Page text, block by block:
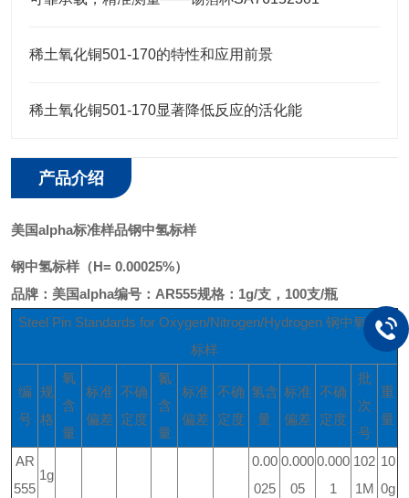
稀土氧化铜501-170的特性和应用前景
稀土氧化铜501-170显著降低反应的活化能
产品介绍
美国alpha标准样品钢中氢标样
钢中氢标样（H= 0.00025%）
品牌：美国alpha编号：AR555规格：1g/支，100支/瓶
Steel Pin Standards for Oxygen/Nitrogen/Hydrogen 钢中氧氮氢
标样
编
号
规
格
氧
含
量
标准
偏差
不确
定度
氮
含
量
标准
偏差
不确
定度
氢含
量
标准
偏差
不确
定度
批
次
号
重
量
AR
555
1g
0.00
025
0.000
05
0.000
1
102
1M
10
0g